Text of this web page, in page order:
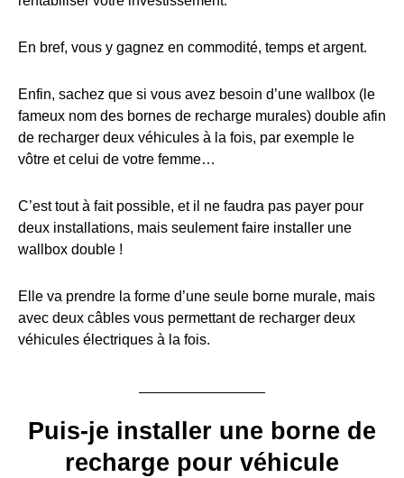
En bref, vous y gagnez en commodité, temps et argent.
Enfin, sachez que si vous avez besoin d’une wallbox (le
fameux nom des bornes de recharge murales) double afin
de recharger deux véhicules à la fois, par exemple le
vôtre et celui de votre femme…
C’est tout à fait possible, et il ne faudra pas payer pour
deux installations, mais seulement faire installer une
wallbox double !
Elle va prendre la forme d’une seule borne murale, mais
avec deux câbles vous permettant de recharger deux
véhicules électriques à la fois.
Puis-je installer une borne de
recharge pour véhicule